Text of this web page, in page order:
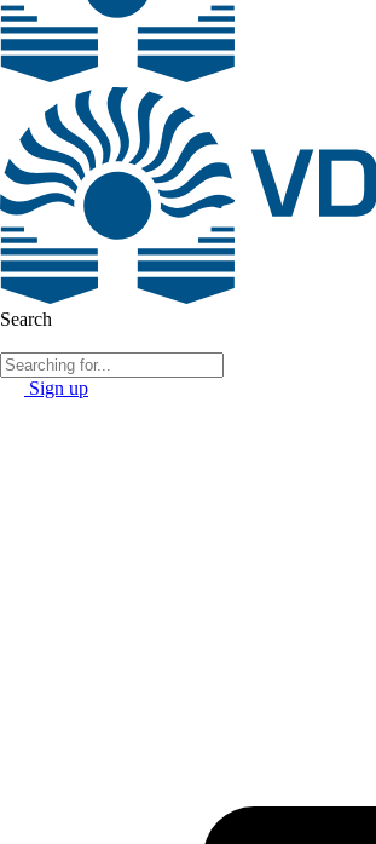
Search
Sign up